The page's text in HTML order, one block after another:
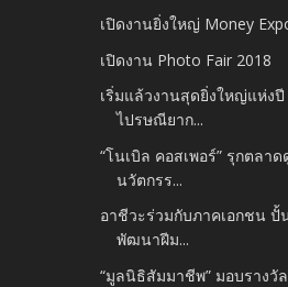
เปิดงานยิ่งใหญ่ Money
เปิดงาน Photo Fair 2018
เริ่มแล้วงานสุดยิ่งใหญ่แห่งปี
ไปรษณียาก...
“โนเบิล คอสเพอร์” รุกตลา
นวัตกรร...
อาชีวะร่วมกับภาคเอกชน ปั้
พัฒนาฝีม...
“มูลนิธิสัมมาชีพ” มอบราง